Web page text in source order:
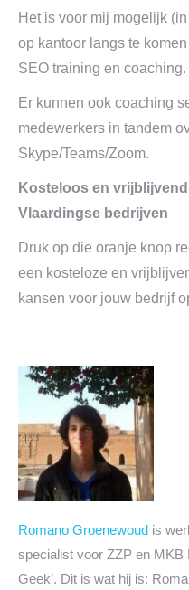
Het is voor mij mogelijk
op kantoor langs te
SEO training en coaching.
Er kunnen ook coaching
medewerkers in tandem
Skype/Teams/Zoom.
Kosteloos en
Vlaardingse bedrijven
Druk op die oranje knop
een kosteloze en
kansen voor jouw bedrijf
Romano Groenewoud is
specialist voor ZZP en MKB
Geek’. Dit is wat hij is: